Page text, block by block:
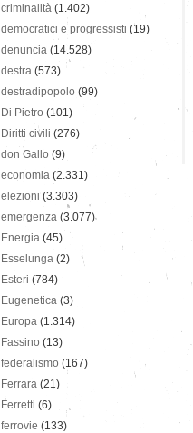
criminalità (1.402)
democratici e progressisti (19)
denuncia (14.528)
destra (573)
destradipopolo (99)
Di Pietro (101)
Diritti civili (276)
don Gallo (9)
economia (2.331)
elezioni (3.303)
emergenza (3.077)
Energia (45)
Esselunga (2)
Esteri (784)
Eugenetica (3)
Europa (1.314)
Fassino (13)
federalismo (167)
Ferrara (21)
Ferretti (6)
ferrovie (133)